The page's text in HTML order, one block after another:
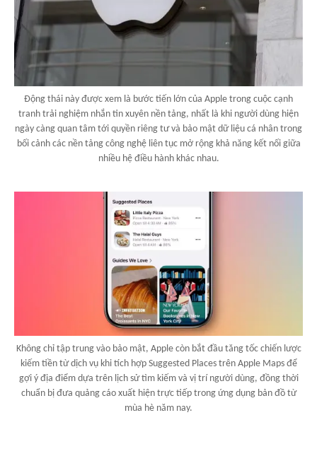
Động thái này được xem là bước tiến lớn của Apple trong cuộc cạnh
tranh trải nghiệm nhắn tin xuyên nền tảng, nhất là khi người dùng hiện
ngày càng quan tâm tới quyền riêng tư và bảo mật dữ liệu cá nhân trong
bối cảnh các nền tảng công nghệ liên tục mở rộng khả năng kết nối giữa
nhiều hệ điều hành khác nhau.
Không chỉ tập trung vào bảo mật, Apple còn bắt đầu tăng tốc chiến lược
kiếm tiền từ dịch vụ khi tích hợp Suggested Places trên Apple Maps để
gợi ý địa điểm dựa trên lịch sử tìm kiếm và vị trí người dùng, đồng thời
chuẩn bị đưa quảng cáo xuất hiện trực tiếp trong ứng dụng bản đồ từ
mùa hè năm nay.